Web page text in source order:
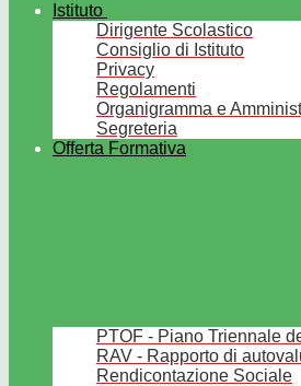
Istituto
Dirigente Scolastico
Consiglio di Istituto
Privacy
Regolamenti
Organigramma e
Segreteria
Offerta Formativa
PTOF - Piano Triennale
RAV - Rapporto di
Rendicontazione Sociale